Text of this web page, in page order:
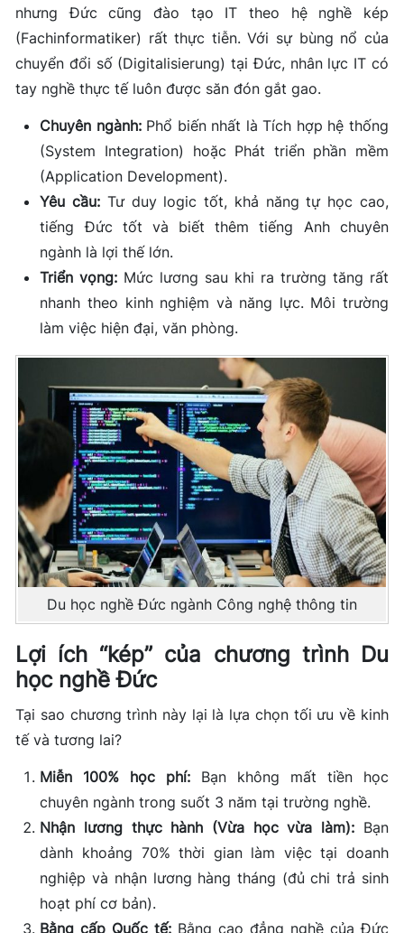
nhưng Đức cũng đào tạo IT theo hệ nghề kép
(Fachinformatiker) rất thực tiễn. Với sự bùng nổ của
chuyển đổi số (Digitalisierung) tại Đức, nhân lực IT có
tay nghề thực tế luôn được săn đón gắt gao.
Chuyên ngành:Phổ biến nhất là Tích hợp hệ thống
(System Integration) hoặc Phát triển phần mềm
(Application Development).
Yêu cầu: Tư duy logic tốt, khả năng tự học cao,
tiếng Đức tốt và biết thêm tiếng Anh chuyên
ngành là lợi thế lớn.
Triển vọng: Mức lương sau khi ra trường tăng rất
nhanh theo kinh nghiệm và năng lực. Môi trường
làm việc hiện đại, văn phòng.
Du học nghề Đức ngành Công nghệ thông tin
Lợi ích “kép” của chương trình Du
học nghề Đức
Tại sao chương trình này lại là lựa chọn tối ưu về kinh
tế và tương lai?
Miễn 100% học phí: Bạn không mất tiền học
chuyên ngành trong suốt 3 năm tại trường nghề.
Nhận lương thực hành (Vừa học vừa làm): Bạn
dành khoảng 70% thời gian làm việc tại doanh
nghiệp và nhận lương hàng tháng (đủ chi trả sinh
hoạt phí cơ bản).
Bằng cấp Quốc tế: Bằng cao đẳng nghề của Đức